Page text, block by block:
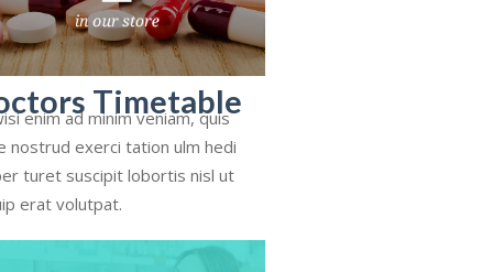
Timetable
enim ad minim veniam, quis
nostrud exerci tation ulm hedi
turet suscipit lobortis nisl ut
erat volutpat.